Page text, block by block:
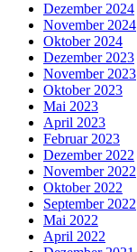
Dezember 2024
November 2024
Oktober 2024
Dezember 2023
November 2023
Oktober 2023
Mai 2023
April 2023
Februar 2023
Dezember 2022
November 2022
Oktober 2022
September 2022
Mai 2022
April 2022